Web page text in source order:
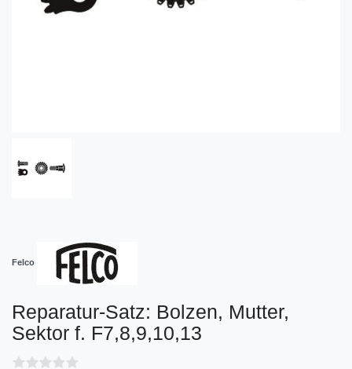
Felco
Reparatur-Satz: Bolzen, Mutter,
Sektor f. F7,8,9,10,13